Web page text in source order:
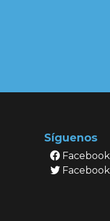
Síguenos
Facebook
Facebook